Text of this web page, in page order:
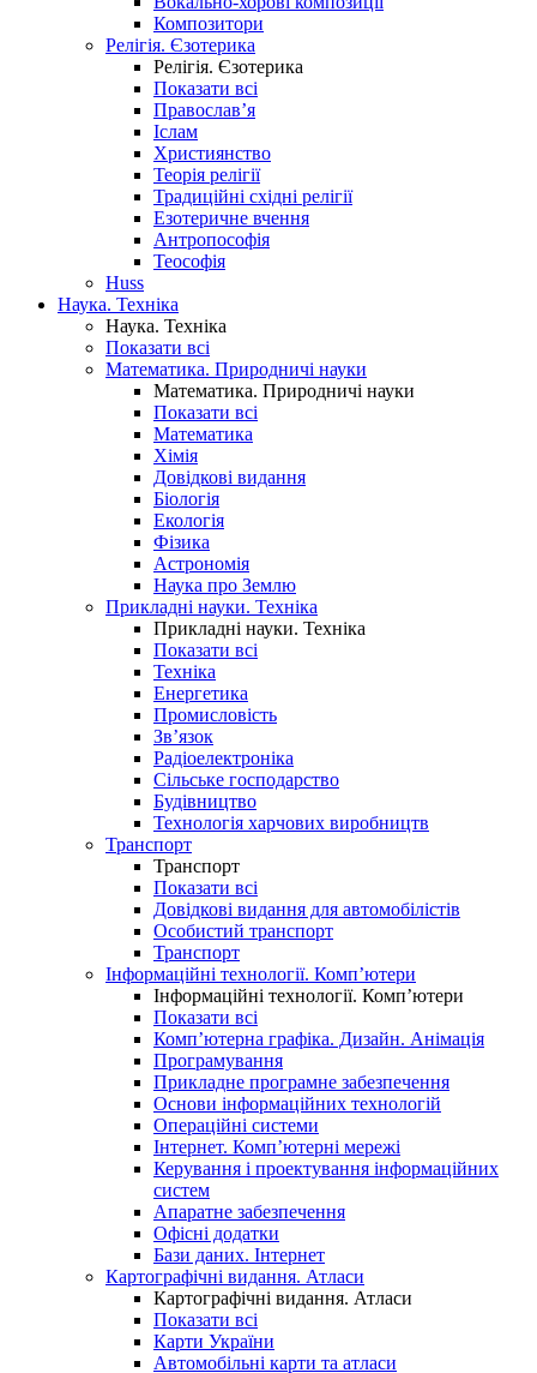
Композитори
Релігія. Єзотерика
Релігія. Єзотерика
Показати всі
Православ’я
Іслам
Християнство
Теорія релігії
Традиційні східні релігії
Езотеричне вчення
Антропософія
Теософія
Huss
Наука. Техніка
Наука. Техніка
Показати всі
Математика. Природничі науки
Математика. Природничі науки
Показати всі
Математика
Хімія
Довідкові видання
Біологія
Екологія
Фізика
Астрономія
Наука про Землю
Прикладні науки. Техніка
Прикладні науки. Техніка
Показати всі
Техніка
Енергетика
Промисловість
Зв’язок
Радіоелектроніка
Сільське господарство
Будівництво
Технологія харчових виробництв
Транспорт
Транспорт
Показати всі
Довідкові видання для автомобілістів
Особистий транспорт
Транспорт
Інформаційні технології. Комп’ютери
Інформаційні технології. Комп’ютери
Показати всі
Комп’ютерна графіка. Дизайн. Анімація
Програмування
Прикладне програмне забезпечення
Основи інформаційних технологій
Операційні системи
Інтернет. Комп’ютерні мережі
Керування і проектування інформаційних
систем
Апаратне забезпечення
Офісні додатки
Бази даних. Інтернет
Картографічні видання. Атласи
Картографічні видання. Атласи
Показати всі
Карти України
Автомобільні карти та атласи